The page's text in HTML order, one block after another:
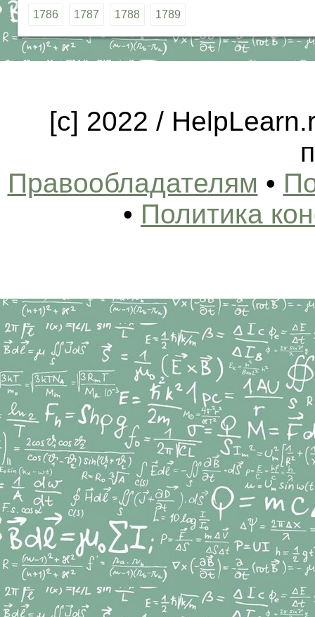
1786 1787 1788 1789
[c] 2022 /
Правообладателям •
• Политика